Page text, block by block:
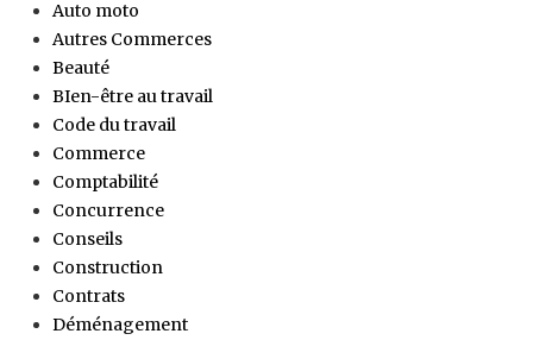
Auto moto
Autres Commerces
Beauté
BIen-être au travail
Code du travail
Commerce
Comptabilité
Concurrence
Conseils
Construction
Contrats
Déménagement